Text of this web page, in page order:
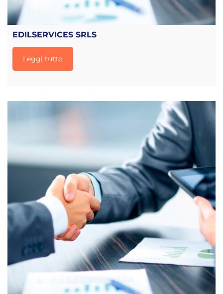
EDILSERVICES SRLS
Leggi tutto